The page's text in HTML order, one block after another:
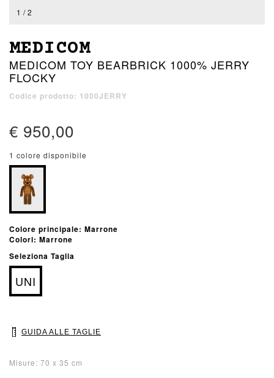
1 / 2
MEDICOM
MEDICOM TOY BEARBRICK 1000% JERRY
FLOCKY
Codice prodotto: 1000JERRY
€ 950,00
1 colore disponibile
Colore principale: Marrone
Colori: Marrone
Seleziona Taglia
UNI
GUIDA ALLE TAGLIE
Misure: 70 x 35 cm